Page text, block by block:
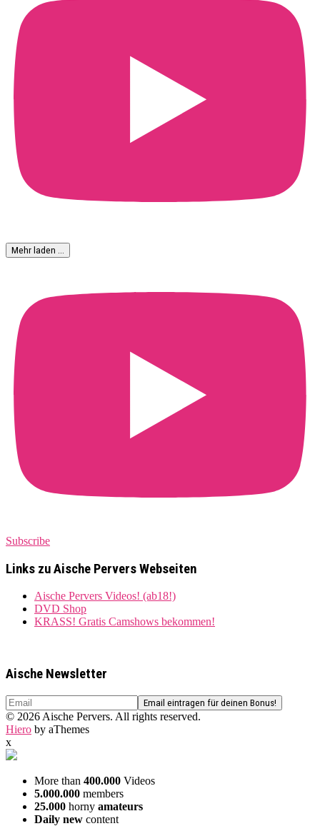
Mehr laden …
Subscribe
Links zu Aische Pervers Webseiten
Aische Pervers Videos! (ab18!)
DVD Shop
KRASS! Gratis Camshows bekommen!
Aische Newsletter
© 2026 Aische Pervers. All rights reserved.
Hiero by aThemes
x
More than 400.000 Videos
5.000.000 members
25.000 horny amateurs
Daily new content